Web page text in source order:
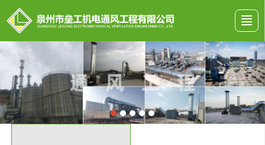
产品展示 新闻动态 留言反馈 联系我们 地图导航